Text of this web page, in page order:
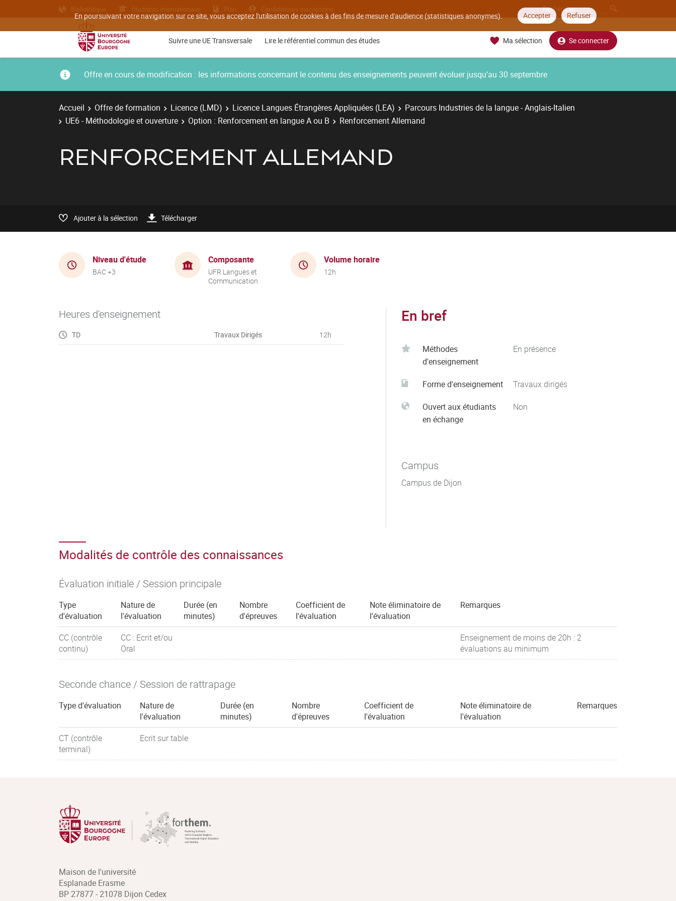
En poursuivant votre navigation sur ce site, vous acceptez l'utilisation de cookies à des fins de mesure d'audience (statistiques anonymes). Accepter Refuser
Bibliothèque Etudiants internationaux Plan Candidatures inscriptions
Suivre une UE Transversale Lire le référentiel commun des études Ma sélection Se connecter
Offre en cours de modification : les informations concernant le contenu des enseignements peuvent évoluer jusqu’au 30 septembre
Accueil Offre de formation Licence (LMD) Licence Langues Étrangères Appliquées (LEA)
Parcours Industries de la langue - Anglais-Italien
UE6 - Méthodologie et ouverture
Option : Renforcement en langue A ou B Renforcement Allemand
RENFORCEMENT ALLEMAND
Ajouter à la sélection Télécharger
Niveau d'étude
BAC +3
Composante
UFR Langues et
Communication
Volume horaire
12h
Heures d'enseignement
TD Travaux Dirigés 12h
En bref
Méthodes
d'enseignement
En présence
Forme d'enseignement Travaux dirigés
Ouvert aux étudiants
en échange
Non
Campus
Campus de Dijon
Modalités de contrôle des connaissances
Évaluation initiale / Session principale
Type
d'évaluation
Nature de
l'évaluation
Durée (en
minutes)
Nombre
d'épreuves
Coefficient de
l'évaluation
Note éliminatoire de
l'évaluation
Remarques
CC (contrôle
continu)
CC : Ecrit et/ou
Oral
Enseignement de moins de 20h : 2
évaluations au minimum
Seconde chance / Session de rattrapage
Type d'évaluation
Nature de
l'évaluation
Durée (en
minutes)
Nombre
d'épreuves
Coefficient de
l'évaluation
Note éliminatoire de
l'évaluation
Remarques
CT (contrôle
terminal)
Ecrit sur table
Maison de l'université
Esplanade Erasme
BP 27877 - 21078 Dijon Cedex